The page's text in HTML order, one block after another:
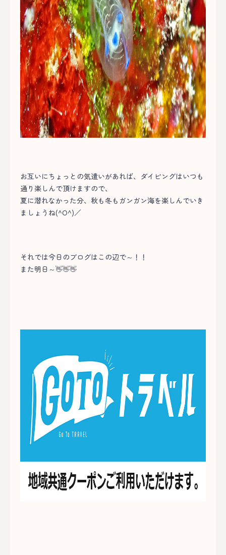
お互いにちょっとの気遣いがあれば、ダイビングはいつも
通り楽しんで頂けますので、
夏に潜れなかった分、秋も冬もガンガン海を楽しんでいき
ましょうね(^O^)／
それでは今日のブログはこの辺で～！！
また明日～👋👋👋